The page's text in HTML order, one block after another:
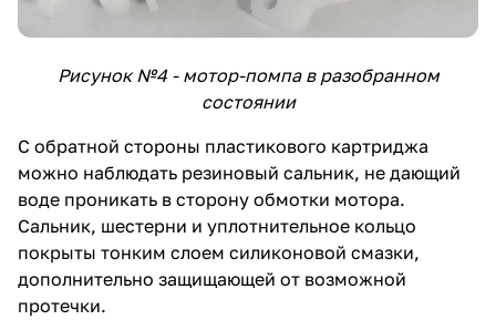
Рисунок №4 - мотор-помпа в разобранном
состоянии
С обратной стороны пластикового картриджа
можно наблюдать резиновый сальник, не дающий
воде проникать в сторону обмотки мотора.
Сальник, шестерни и уплотнительное кольцо
покрыты тонким слоем силиконовой смазки,
дополнительно защищающей от возможной
протечки.